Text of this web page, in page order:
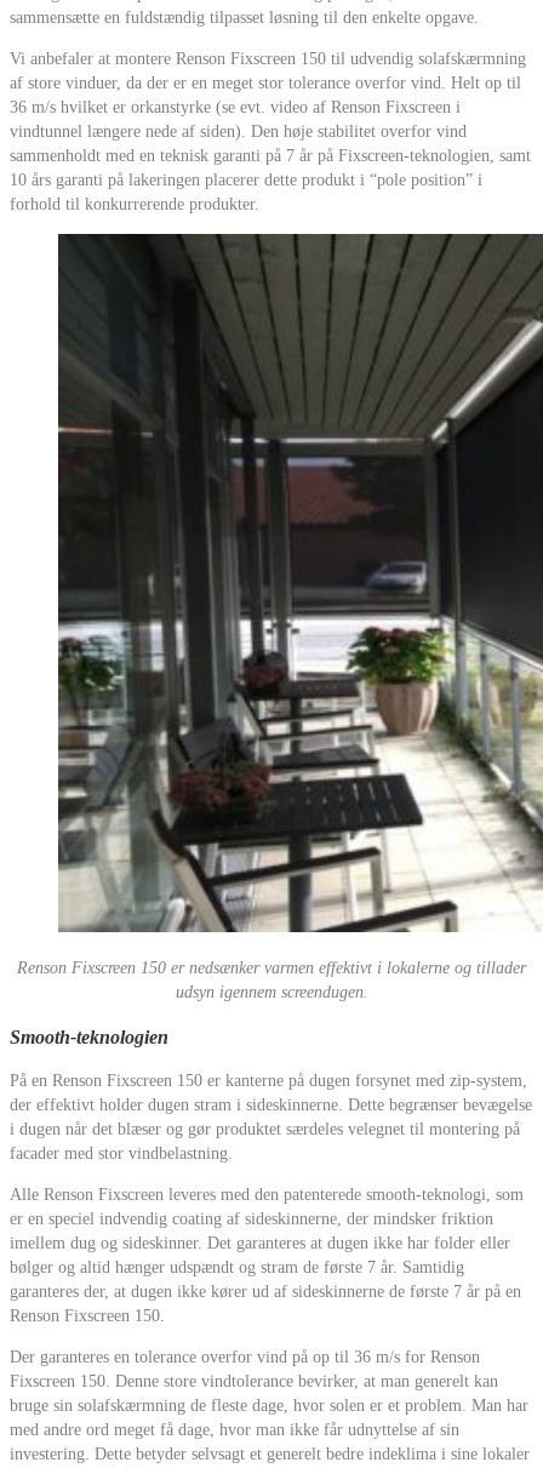
sammensætte en fuldstændig tilpasset løsning til den enkelte opgave.
Vi anbefaler at montere Renson Fixscreen 150 til udvendig solafskærmning
af store vinduer, da der er en meget stor tolerance overfor vind. Helt op til
36 m/s hvilket er orkanstyrke (se evt. video af Renson Fixscreen i
vindtunnel længere nede af siden). Den høje stabilitet overfor vind
sammenholdt med en teknisk garanti på 7 år på Fixscreen-teknologien, samt
10 års garanti på lakeringen placerer dette produkt i “pole position” i
forhold til konkurrerende produkter.
Renson Fixscreen 150 er nedsænker varmen effektivt i lokalerne og tillader
udsyn igennem screendugen.
Smooth-teknologien
På en Renson Fixscreen 150 er kanterne på dugen forsynet med zip-system,
der effektivt holder dugen stram i sideskinnerne. Dette begrænser bevægelse
i dugen når det blæser og gør produktet særdeles velegnet til montering på
facader med stor vindbelastning.
Alle Renson Fixscreen leveres med den patenterede smooth-teknologi, som
er en speciel indvendig coating af sideskinnerne, der mindsker friktion
imellem dug og sideskinner. Det garanteres at dugen ikke har folder eller
bølger og altid hænger udspændt og stram de første 7 år. Samtidig
garanteres der, at dugen ikke kører ud af sideskinnerne de første 7 år på en
Renson Fixscreen 150.
Der garanteres en tolerance overfor vind på op til 36 m/s for Renson
Fixscreen 150. Denne store vindtolerance bevirker, at man generelt kan
bruge sin solafskærmning de fleste dage, hvor solen er et problem. Man har
med andre ord meget få dage, hvor man ikke får udnyttelse af sin
investering. Dette betyder selvsagt et generelt bedre indeklima i sine lokaler